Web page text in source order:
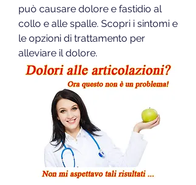
può causare dolore e fastidio al
collo e alle spalle. Scopri i sintomi e
le opzioni di trattamento per
alleviare il dolore.